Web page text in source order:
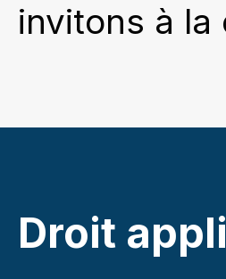
invitons à la
Droit